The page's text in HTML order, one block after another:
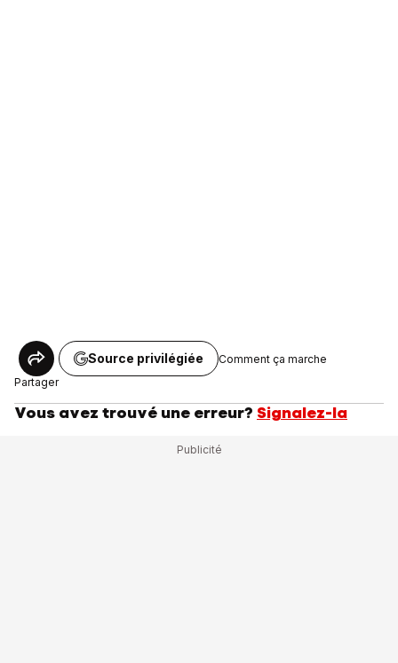
Partager
Source privilégiée Comment ça marche
Vous avez trouvé une erreur? Signalez-la